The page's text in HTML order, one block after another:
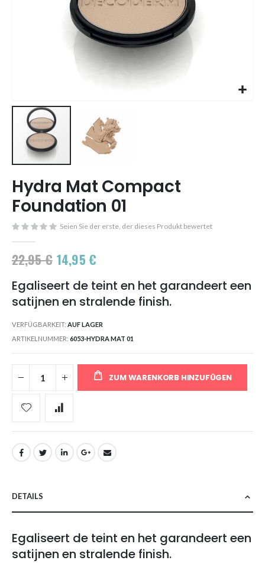
to
the
beginning
the
images
gallery
Hydra Mat Compact
Foundation 01
Seien Sie der erste, der dieses Produkt bewertet
22,95 € 14,95 €
Egaliseert de teint en het garandeert een
satijnen en stralende finish.
VERFÜGBARKEIT: AUF LAGER
ARTIKELNUMMER 6053-HYDRA MAT 01
ZUM WARENKORB HINZUFÜGEN
DETAILS
Egaliseert de teint en het garandeert een
satijnen en stralende finish.